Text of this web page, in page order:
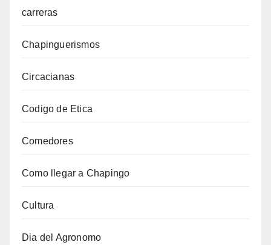
carreras
Chapinguerismos
Circacianas
Codigo de Etica
Comedores
Como llegar a Chapingo
Cultura
Dia del Agronomo